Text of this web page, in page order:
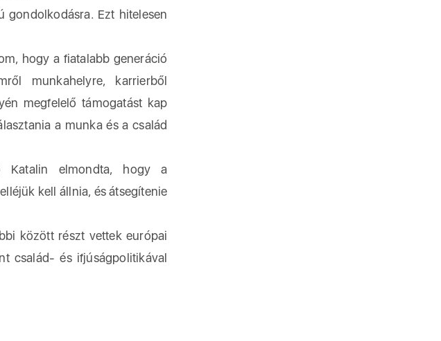
gondolkodásra. Ezt hitelesen
hogy a fiatalabb generáció
munkahelyre, karrierből
megfelelő támogatást kap
a munka és a család
Katalin elmondta, hogy a
kell állnia, és átsegítenie
között részt vettek európai
család- és ifjúságpolitikával